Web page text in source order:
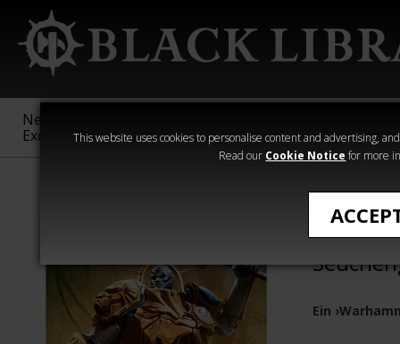
This website uses cookies to personalise content and advertising,
Read our Cookie Notice for more
New &
Exclusive
Sigmar
40,000
Heresy
Ein